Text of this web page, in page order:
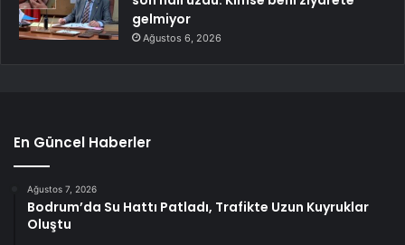
gelmiyor
Ağustos 6, 2026
En Güncel Haberler
Ağustos 7, 2026
Bodrum’da Su Hattı Patladı, Trafikte Uzun Kuyruklar
Oluştu